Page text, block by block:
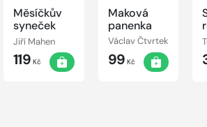
Měsíčkův
syneček
Jiří Mahen
119 Kč
Maková
panenka
Václav Čtvrtek
99 Kč